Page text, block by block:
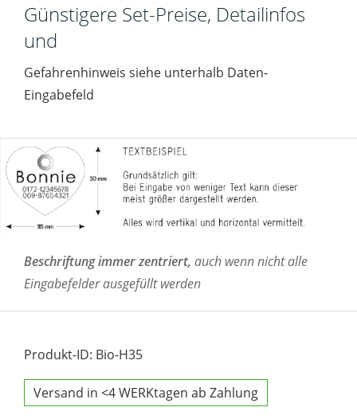
Günstigere Set-Preise, Detailinfos
und
Gefahrenhinweis siehe unterhalb Daten-
Eingabefeld
Beschriftung immer zentriert, auch wenn nicht alle
Eingabefelder ausgefüllt werden
Produkt-ID: Bio-H35
Versand in <4 WERKtagen ab Zahlung